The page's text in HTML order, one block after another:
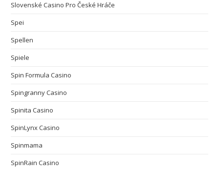
Slovenské Casino Pro České Hráče
Spei
Spellen
Spiele
Spin Formula Casino
Spingranny Casino
Spinita Casino
SpinLynx Casino
Spinmama
SpinRain Casino